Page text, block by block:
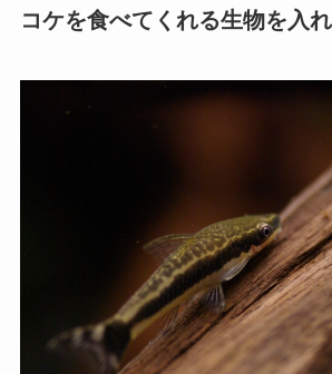
コケを食べてくれる生物を入